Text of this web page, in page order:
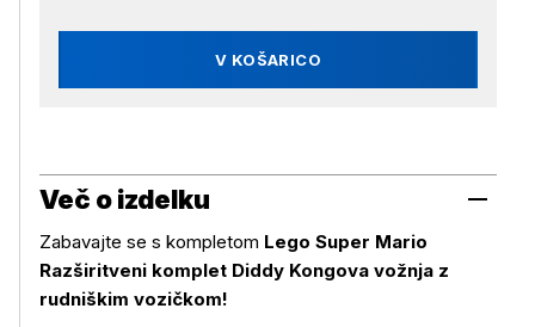
V KOŠARICO
Več o izdelku
Zabavajte se s kompletom Lego Super Mario
Razširitveni komplet Diddy Kongova vožnja z
rudniškim vozičkom!